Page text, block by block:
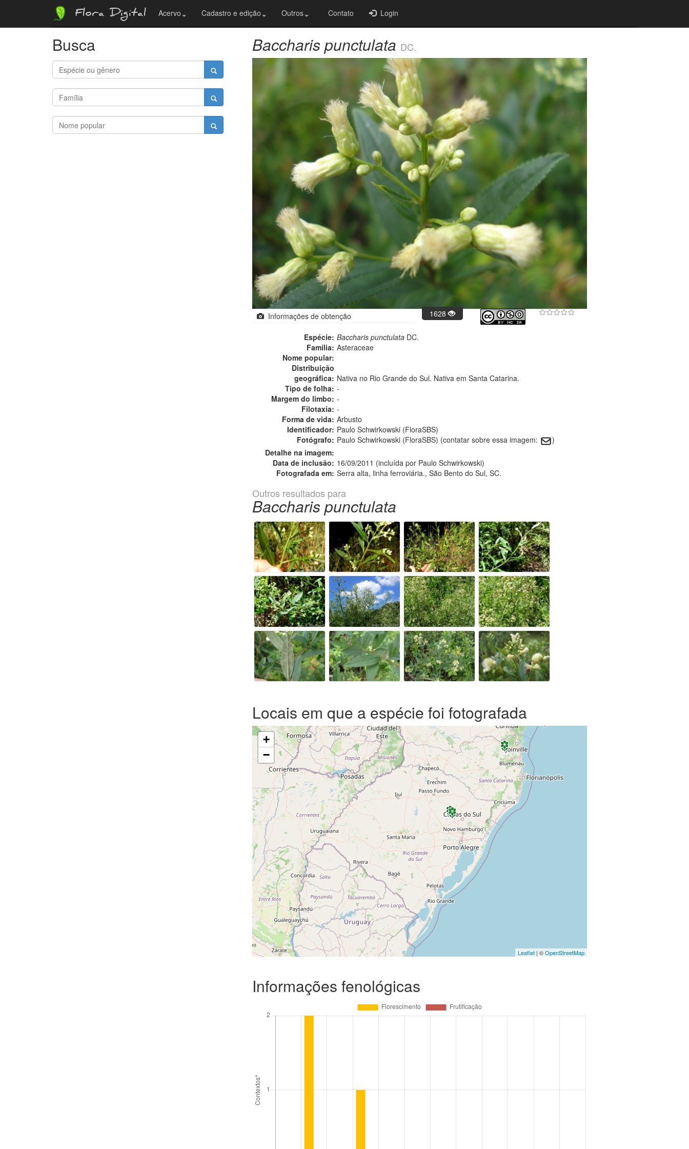
Flora Digital Acervo Cadastro e edição Outros Contato Login
Busca Baccharis punctulata DC.
Informações de obtenção 1628
Espécie: Baccharis punctulata DC.
Família: Asteraceae
Nome popular:
Distribuição
geográfica: Nativa no Rio Grande do Sul. Nativa em Santa Catarina.
Tipo de folha: -
Margem do limbo: -
Filotaxia: -
Forma de vida: Arbusto
Identificador: Paulo Schwirkowski (FloraSBS)
Fotógrafo: Paulo Schwirkowski (FloraSBS) (contatar sobre essa imagem:
)
Detalhe na imagem:
Data de inclusão: 16/09/2011 (incluída por Paulo Schwirkowski)
Fotografada em: Serra alta, linha ferroviária., São Bento do Sul, SC.
Outros resultados para
Baccharis punctulata
Locais em que a espécie foi fotografada
+
−
Leaflet| ©OpenStreetMap
Informações fenológicas